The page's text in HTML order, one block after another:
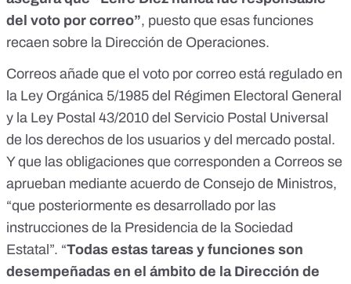
del voto por correo”, puesto que esas funciones
recaen sobre la Dirección de Operaciones.
Correos añade que el voto por correo está regulado en
la Ley Orgánica 5/1985 del Régimen Electoral General
y la Ley Postal 43/2010 del Servicio Postal Universal
de los derechos de los usuarios y del mercado postal.
Y que las obligaciones que corresponden a Correos se
aprueban mediante acuerdo de Consejo de Ministros,
“que posteriormente es desarrollado por las
instrucciones de la Presidencia de la Sociedad
Estatal”. “Todas estas tareas y funciones son
desempeñadas en el ámbito de la Dirección de